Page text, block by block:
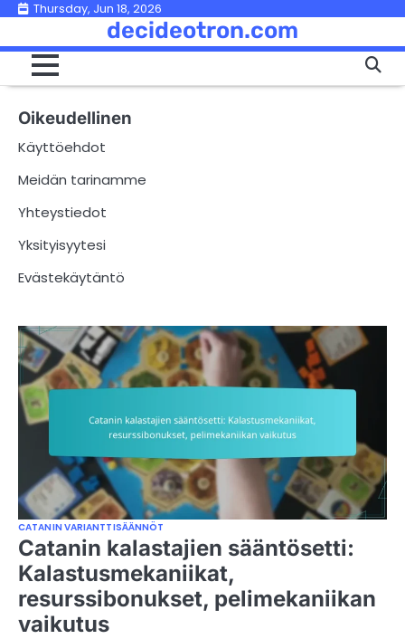
Skip
content
Thursday, Jun 18, 2026
decideotron.com
Oikeudellinen
Käyttöehdot
Meidän tarinamme
Yhteystiedot
Yksityisyytesi
Evästekäytäntö
CATANIN VARIANTTISÄÄNNÖT
Catanin kalastajien sääntösetti:
Kalastusmekaniikat,
resurssibonukset, pelimekaniikan
vaikutus